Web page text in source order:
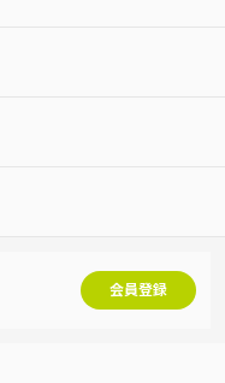
会員登録